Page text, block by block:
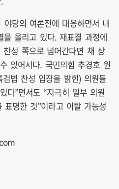
당의 여론전에 대응하면서 내
을 올리고 있다. 재표결 과정에
성 쪽으로 넘어간다면 채 상
있어서다. 국민의힘 추경호 원
법 찬성 입장을 밝힌) 의원들
다”면서도 “지극히 일부 의원
명한 것”이라고 이탈 가능성